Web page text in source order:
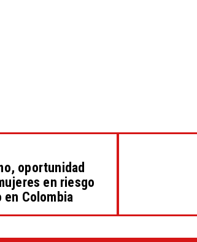
oportunidad
en riesgo
en Colombia